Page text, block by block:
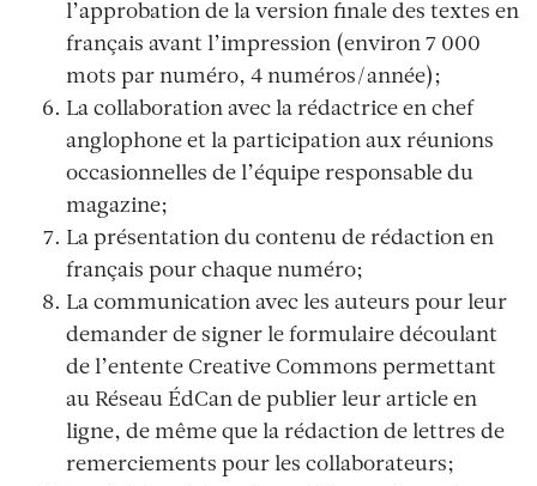
l’approbation de la version finale des textes en
français avant l’impression (environ 7 000
mots par numéro, 4 numéros/année);
La collaboration avec la rédactrice en chef
anglophone et la participation aux réunions
occasionnelles de l’équipe responsable du
magazine;
La présentation du contenu de rédaction en
français pour chaque numéro;
La communication avec les auteurs pour leur
demander de signer le formulaire découlant
de l’entente Creative Commons permettant
au Réseau ÉdCan de publier leur article en
ligne, de même que la rédaction de lettres de
remerciements pour les collaborateurs;